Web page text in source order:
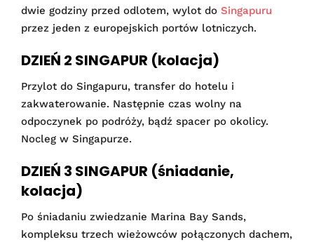
dwie godziny przed odlotem, wylot do Singapuru
przez jeden z europejskich portów lotniczych.
DZIEŃ 2 SINGAPUR (kolacja)
Przylot do Singapuru, transfer do hotelu i
zakwaterowanie. Następnie czas wolny na
odpoczynek po podróży, bądź spacer po okolicy.
Nocleg w Singapurze.
DZIEŃ 3 SINGAPUR (śniadanie,
kolacja)
Po śniadaniu zwiedzanie Marina Bay Sands,
kompleksu trzech wieżowców połączonych dachem,